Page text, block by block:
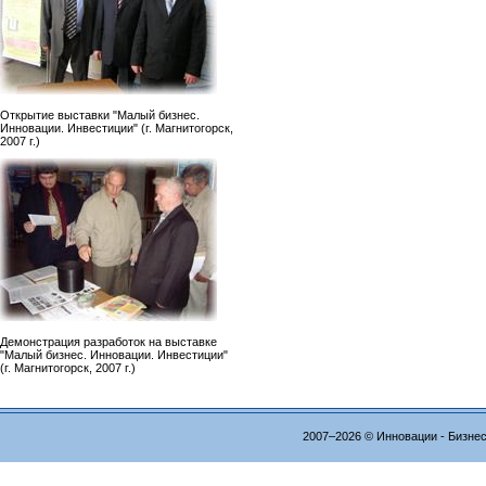
Открытие выставки "Малый бизнес.
Инновации. Инвестиции" (г. Магнитогорск,
2007 г.)
Демонстрация разработок на выставке
"Малый бизнес. Инновации. Инвестиции"
(г. Магнитогорск, 2007 г.)
2007–2026 © Инновации -